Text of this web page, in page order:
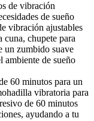
de vibración
de sueño
vibración ajustables
cuna, chupete para
un zumbido suave
ambiente de sueño
60 minutos para un
vibratoria para
de 60 minutos
ayudando a tu